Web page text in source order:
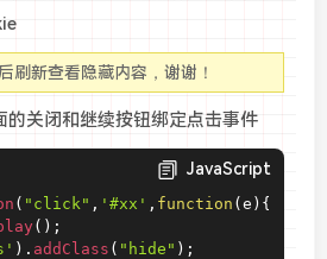
刷新查看隐藏内容，谢谢！
的关闭和继续按钮绑定点击事件
JavaScript
( "click" , '#xx' , function (e ) {
( ) ;
) . addClass ( "hide" ) ;